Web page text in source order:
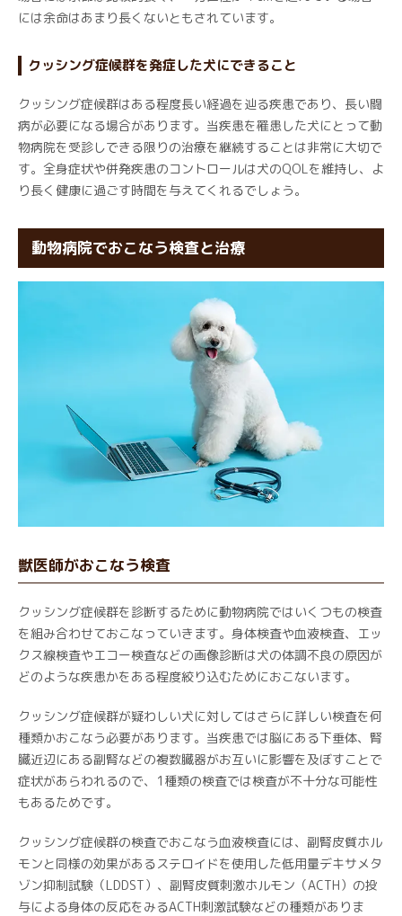
には余命はあまり長くないともされています。
クッシング症候群を発症した犬にできること
クッシング症候群はある程度長い経過を辿る疾患であり、長い闘
病が必要になる場合があります。当疾患を罹患した犬にとって動
物病院を受診しできる限りの治療を継続することは非常に大切で
す。全身症状や併発疾患のコントロールは犬のQOLを維持し、よ
り長く健康に過ごす時間を与えてくれるでしょう。
動物病院でおこなう検査と治療
獣医師がおこなう検査
クッシング症候群を診断するために動物病院ではいくつもの検査
を組み合わせておこなっていきます。身体検査や血液検査、エッ
クス線検査やエコー検査などの画像診断は犬の体調不良の原因が
どのような疾患かをある程度絞り込むためにおこないます。
クッシング症候群が疑わしい犬に対してはさらに詳しい検査を何
種類かおこなう必要があります。当疾患では脳にある下垂体、腎
臓近辺にある副腎などの複数臓器がお互いに影響を及ぼすことで
症状があらわれるので、1種類の検査では検査が不十分な可能性
もあるためです。
クッシング症候群の検査でおこなう血液検査には、副腎皮質ホル
モンと同様の効果があるステロイドを使用した低用量デキサメタ
ゾン抑制試験（LDDST）、副腎皮質刺激ホルモン（ACTH）の投
与による身体の反応をみるACTH刺激試験などの種類がありま